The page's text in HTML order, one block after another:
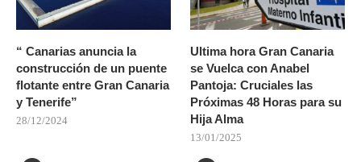
“ Canarias anuncia la
construcción de un puente
flotante entre Gran Canaria
y Tenerife”
28/12/2024
Ultima hora Gran Canaria
se Vuelca con Anabel
Pantoja: Cruciales las
Próximas 48 Horas para su
Hija Alma
13/01/2025